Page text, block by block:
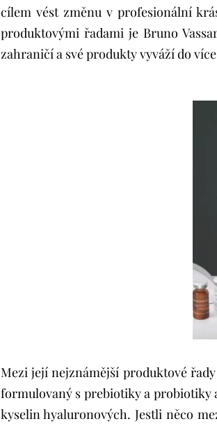
cílem vést změnu v profesionální
produktovými řadami je Bruno
zahraničí a své produkty vyváží do
Mezi její nejznámější produktové
formulovaný s prebiotiky a probiotiky
kyselin hyaluronových. Jestli něco